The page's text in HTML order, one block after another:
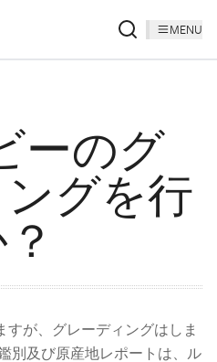
MENU
ーのグ
グを行
が、グレーディングはしま
別及び原産地レポートは、ル